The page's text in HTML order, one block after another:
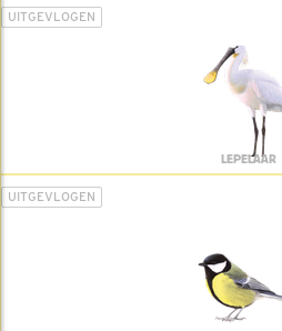
UITGEVLOGEN
LEPELAAR
UITGEVLOGEN